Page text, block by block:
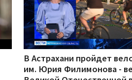
В Астрахани пройдет
им. Юрия Филимонова -